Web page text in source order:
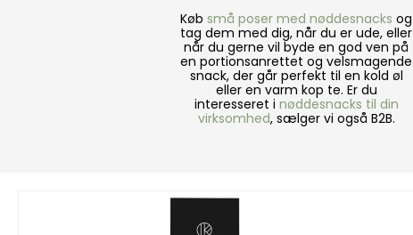
Køb små poser med nøddesnacks og
tag dem med dig, når du er ude, eller
når du gerne vil byde en god ven på
en portionsanrettet og velsmagende
snack, der går perfekt til en kold øl
eller en varm kop te. Er du
interesseret i nøddesnacks til din
virksomhed, sælger vi også B2B.